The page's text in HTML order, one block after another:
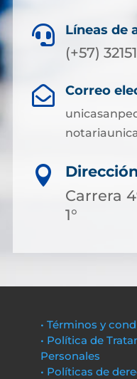
 Líneas de
(+57)
 Correo

Carrera
1°
• Términos y
• Política de
Personales
• Políticas de